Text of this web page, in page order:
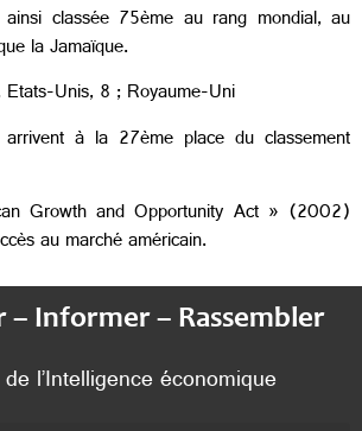
classée 75ème au rang mondial, au
la Jamaïque.
Unis, 8 ; Royaume-Uni
à la 27ème place du classement
Growth and Opportunity Act » (2002)
au marché américain.
– Informer – Rassembler
l’Intelligence économique